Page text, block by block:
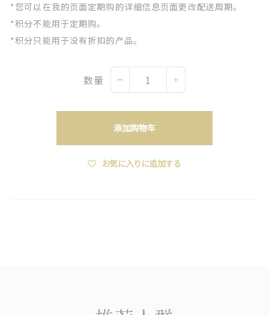
*您可以在我的页面定期购的详细信息页面更改配送周期。
*积分不能用于定期购。
*积分只能用于没有折扣的产品。
数量
添加购物车
お気に入りに追加する